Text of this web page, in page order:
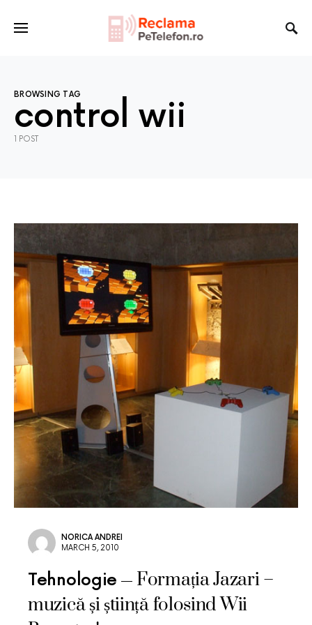
BROWSING TAG
control wii
1 POST
NORICA ANDREI
MARCH 5, 2010
Tehnologie
Formația Jazari –
muzică și știință folosind Wii